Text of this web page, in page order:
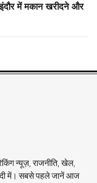
में मकान खरीदने और
न्यूज़, राजनीति, खेल,
में। सबसे पहले जानें आज